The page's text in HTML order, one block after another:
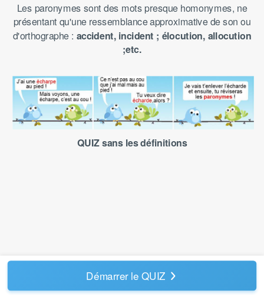
Les paronymes sont des mots presque homonymes, ne
présentant qu'une ressemblance approximative de son ou
d'orthographe : accident, incident ; élocution, allocution
;etc.
QUIZ sans les définitions
Démarrer le QUIZ